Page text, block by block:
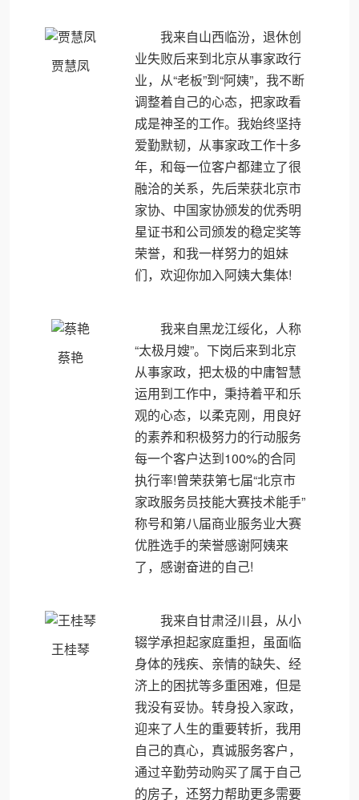
贾慧凤
我来自山西临汾，退休创
业失败后来到北京从事家政行
业，从“老板”到“阿姨”，我不断
调整着自己的心态，把家政看
成是神圣的工作。我始终坚持
爱勤默韧，从事家政工作十多
年，和每一位客户都建立了很
融洽的关系，先后荣获北京市
家协、中国家协颁发的优秀明
星证书和公司颁发的稳定奖等
荣誉，和我一样努力的姐妹
们，欢迎你加入阿姨大集体!
蔡艳
我来自黑龙江绥化，人称
“太极月嫂”。下岗后来到北京
从事家政，把太极的中庸智慧
运用到工作中，秉持着平和乐
观的心态，以柔克刚，用良好
的素养和积极努力的行动服务
每一个客户达到100%的合同
执行率!曾荣获第七届“北京市
家政服务员技能大赛技术能手”
称号和第八届商业服务业大赛
优胜选手的荣誉感谢阿姨来
了，感谢奋进的自己!
王桂琴
我来自甘肃泾川县，从小
辍学承担起家庭重担，虽面临
身体的残疾、亲情的缺失、经
济上的困扰等多重困难，但是
我没有妥协。转身投入家政，
迎来了人生的重要转折，我用
自己的真心，真诚服务客户，
通过辛勤劳动购买了属于自己
的房子，还努力帮助更多需要